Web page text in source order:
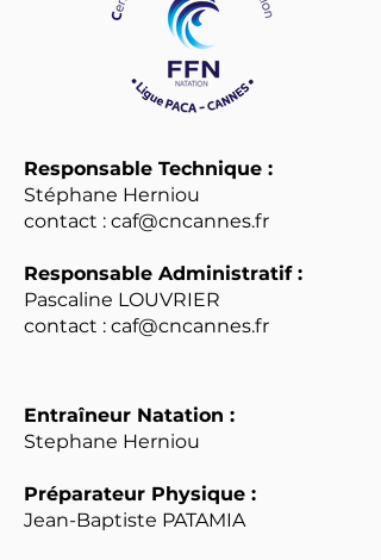
Responsable Technique :
Stéphane Herniou
contact : caf@cncannes.fr
Responsable Administratif :
Pascaline LOUVRIER
contact : caf@cncannes.fr
Entraîneur Natation :
Stephane Herniou
Préparateur Physique :
Jean-Baptiste PATAMIA